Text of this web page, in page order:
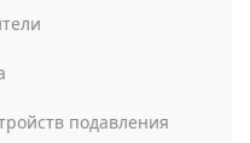
подавления